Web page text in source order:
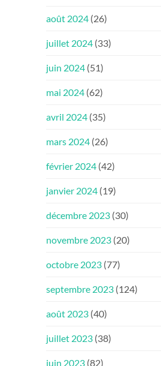
août 2024 (26)
juillet 2024 (33)
juin 2024 (51)
mai 2024 (62)
avril 2024 (35)
mars 2024 (26)
février 2024 (42)
janvier 2024 (19)
décembre 2023 (30)
novembre 2023 (20)
octobre 2023 (77)
septembre 2023 (124)
août 2023 (40)
juillet 2023 (38)
juin 2023 (82)